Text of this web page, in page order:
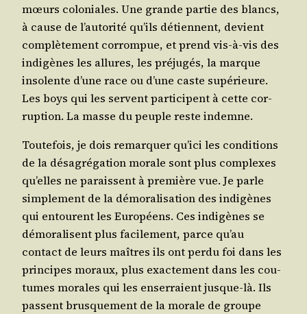
mœurs colo­niales. Une grande par­tie des blancs,
à cause de l’au­to­ri­té qu’ils détiennent, devient
com­plè­te­ment cor­rom­pue, et prend vis-à-vis des
indi­gènes les allures, les pré­ju­gés, la marque
inso­lente d’une race ou d’une caste supé­rieure.
Les boys qui les servent par­ti­cipent à cette cor­
rup­tion. La masse du peuple reste indemne.
Tou­te­fois, je dois remar­quer qu’i­ci les condi­tions
de la désa­gré­ga­tion morale sont plus com­plexes
qu’elles ne paraissent à pre­mière vue. Je parle
sim­ple­ment de la démo­ra­li­sa­tion des indi­gènes
qui entourent les Euro­péens. Ces indi­gènes se
démo­ra­lisent plus faci­le­ment, parce qu’au
contact de leurs maîtres ils ont per­du foi dans les
prin­cipes moraux, plus exac­te­ment dans les cou­
tumes morales qui les enser­raient jusque-là. Ils
passent brus­que­ment de la morale de groupe